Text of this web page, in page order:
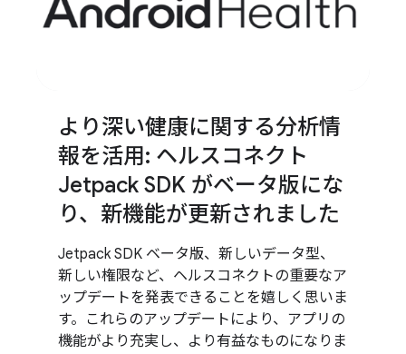
より深い健康に関する分析情
報を活用: ヘルスコネクト
Jetpack SDK がベータ版にな
り、新機能が更新されました
Jetpack SDK ベータ版、新しいデータ型、
新しい権限など、ヘルスコネクトの重要なア
ップデートを発表できることを嬉しく思いま
す。これらのアップデートにより、アプリの
機能がより充実し、より有益なものになりま